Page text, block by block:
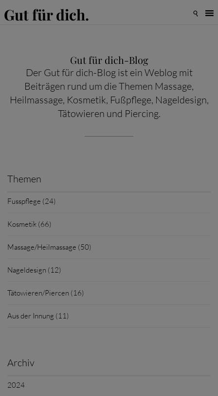
Gut für dich. 
Gut für dich-Blog
Der Gut für dich-Blog ist ein Weblog mit
Beiträgen rund um die Themen Massage,
Heilmassage, Kosmetik, Fußpflege, Nageldesign,
Tätowieren und Piercing.
Themen
Fusspflege (24)
Kosmetik (66)
Massage/Heilmassage (50)
Nageldesign (12)
Tätowieren/Piercen (16)
Aus der Innung (11)
Archiv
2024